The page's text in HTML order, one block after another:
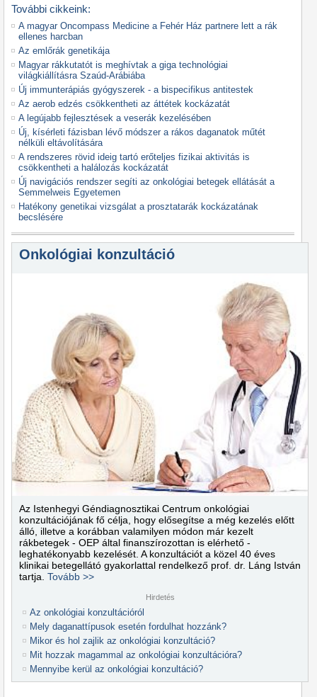
További cikkeink:
A magyar Oncompass Medicine a Fehér Ház partnere lett a rák
ellenes harcban
Az emlőrák genetikája
Magyar rákkutatót is meghívtak a giga technológiai
világkiállításra Szaúd-Arábiába
Új immunterápiás gyógyszerek - a bispecifikus antitestek
Az aerob edzés csökkentheti az áttétek kockázatát
A legújabb fejlesztések a veserák kezelésében
Új, kísérleti fázisban lévő módszer a rákos daganatok műtét
nélküli eltávolítására
A rendszeres rövid ideig tartó erőteljes fizikai aktivitás is
csökkentheti a halálozás kockázatát
Új navigációs rendszer segíti az onkológiai betegek ellátását a
Semmelweis Egyetemen
Hatékony genetikai vizsgálat a prosztatarák kockázatának
becslésére
Onkológiai konzultáció
Az Istenhegyi Géndiagnosztikai Centrum onkológiai
konzultációjának fő célja, hogy elősegítse a még kezelés előtt
álló, illetve a korábban valamilyen módon már kezelt
rákbetegek - OEP által finanszírozottan is elérhető -
leghatékonyabb kezelését. A konzultációt a közel 40 éves
klinikai betegellátó gyakorlattal rendelkező prof. dr. Láng István
tartja. Tovább >>
Hirdetés
Az onkológiai konzultációról
Mely daganattípusok esetén fordulhat hozzánk?
Mikor és hol zajlik az onkológiai konzultáció?
Mit hozzak magammal az onkológiai konzultációra?
Mennyibe kerül az onkológiai konzultáció?